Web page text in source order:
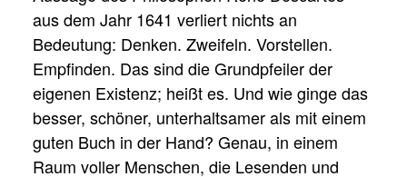
aus dem Jahr 1641 verliert nichts an
Bedeutung: Denken. Zweifeln. Vorstellen.
Empfinden. Das sind die Grundpfeiler der
eigenen Existenz; heißt es. Und wie ginge das
besser, schöner, unterhaltsamer als mit einem
guten Buch in der Hand? Genau, in einem
Raum voller Menschen, die Lesenden und